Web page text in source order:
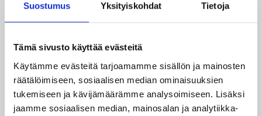
Suostumus Yksityiskohdat Tietoja
Tämä sivusto käyttää evästeitä
Käytämme evästeitä tarjoamamme sisällön ja mainosten
räätälöimiseen, sosiaalisen median ominaisuuksien
tukemiseen ja kävijämäärämme analysoimiseen. Lisäksi
jaamme sosiaalisen median, mainosalan ja analytiikka-
06.08.2026
JYPin kausi käyntiin Tampere Cupista!
05.08.2026
JYPin kapteenisto Liiga-kauteen 2026–2027 on nimetty
04.08.2026
Joukkueen yhteisharjoitukset ovat alkaneet – ensimmäinen